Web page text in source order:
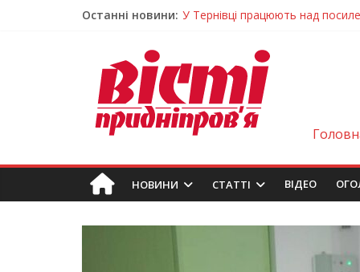
Останні новини: На Дніпропетровщині різко
Світлові рішення майстрів із
На Дніпропетровщині
У Тернівці працюють над
НОВИНИ СТАТТІ ВIДЕО